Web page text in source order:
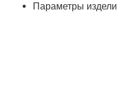
Параметры